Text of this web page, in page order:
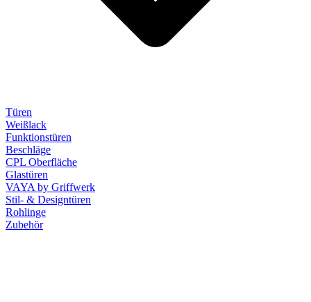
Türen
Weißlack
Funktionstüren
Beschläge
CPL Oberfläche
Glastüren
VAYA by Griffwerk
Stil- & Designtüren
Rohlinge
Zubehör